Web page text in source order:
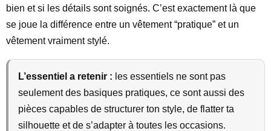
bien et si les détails sont soignés. C’est exactement là que
se joue la différence entre un vêtement “pratique” et un
vêtement vraiment stylé.
L’essentiel a retenir : les essentiels ne sont pas
seulement des basiques pratiques, ce sont aussi des
pièces capables de structurer ton style, de flatter ta
silhouette et de s’adapter à toutes les occasions.